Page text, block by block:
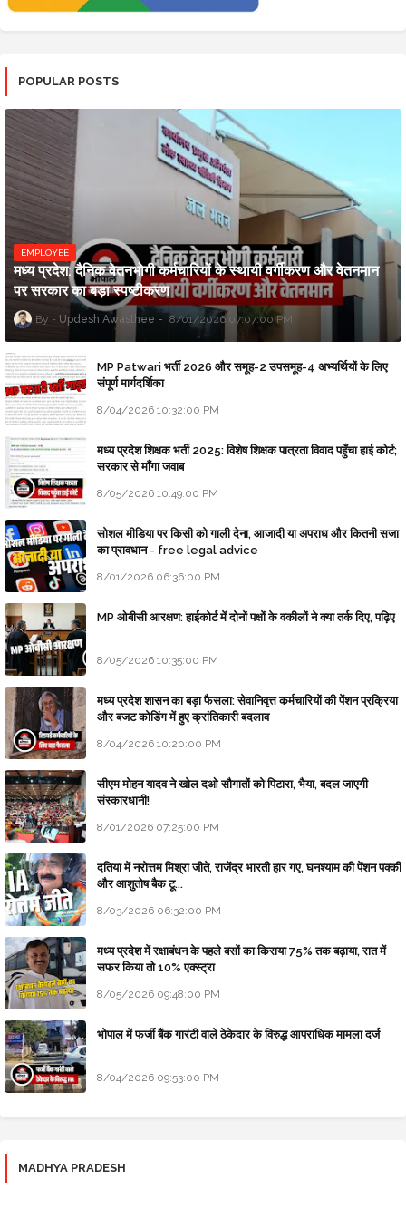
POPULAR POSTS
EMPLOYEE
मध्य प्रदेश: दैनिक वेतनभोगी कर्मचारियों के स्थायी वर्गीकरण और वेतनमान
पर सरकार का बड़ा स्पष्टीकरण
Updesh Awasthee 8/01/2026 07:07:00 PM
MP Patwari भर्ती 2026 और समूह-2 उपसमूह-4 अभ्यर्थियों के लिए
संपूर्ण मार्गदर्शिका
8/04/2026 10:32:00 PM
मध्य प्रदेश शिक्षक भर्ती 2025: विशेष शिक्षक पात्रता विवाद पहुँचा हाई कोर्ट;
सरकार से माँगा जवाब
8/05/2026 10:49:00 PM
सोशल मीडिया पर किसी को गाली देना, आजादी या अपराध और कितनी सजा
का प्रावधान - free legal advice
8/01/2026 06:36:00 PM
MP ओबीसी आरक्षण: हाईकोर्ट में दोनों पक्षों के वकीलों ने क्या तर्क दिए, पढ़िए
8/05/2026 10:35:00 PM
मध्य प्रदेश शासन का बड़ा फैसला: सेवानिवृत्त कर्मचारियों की पेंशन प्रक्रिया
और बजट कोडिंग में हुए क्रांतिकारी बदलाव
8/04/2026 10:20:00 PM
सीएम मोहन यादव ने खोल दओ सौगातों को पिटारा, भैया, बदल जाएगी
संस्कारधानी!
8/01/2026 07:25:00 PM
दतिया में नरोत्तम मिश्रा जीते, राजेंद्र भारती हार गए, घनश्याम की पेंशन पक्की
और आशुतोष बैक टू...
8/03/2026 06:32:00 PM
मध्य प्रदेश में रक्षाबंधन के पहले बसों का किराया 75% तक बढ़ाया, रात में
सफर किया तो 10% एक्स्ट्रा
8/05/2026 09:48:00 PM
भोपाल में फर्जी बैंक गारंटी वाले ठेकेदार के विरुद्ध आपराधिक मामला दर्ज
8/04/2026 09:53:00 PM
MADHYA PRADESH